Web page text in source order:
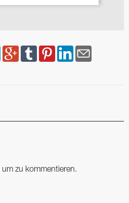
um zu kommentieren.